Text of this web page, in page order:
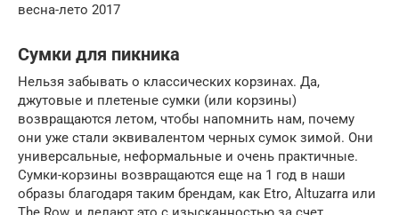
весна-лето 2017
Сумки для пикника
Нельзя забывать о классических корзинах. Да,
джутовые и плетеные сумки (или корзины)
возвращаются летом, чтобы напомнить нам, почему
они уже стали эквивалентом черных сумок зимой. Они
универсальные, неформальные и очень практичные.
Сумки-корзины возвращаются еще на 1 год в наши
образы благодаря таким брендам, как Etro, Altuzarra или